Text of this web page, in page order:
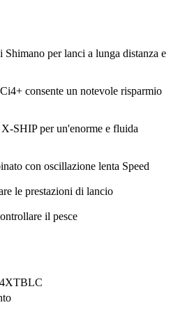
per lanci a lunga distanza e
consente un notevole risparmio
SHIP per un'enorme e fluida
con oscillazione lenta Speed
le prestazioni di lancio
il pesce